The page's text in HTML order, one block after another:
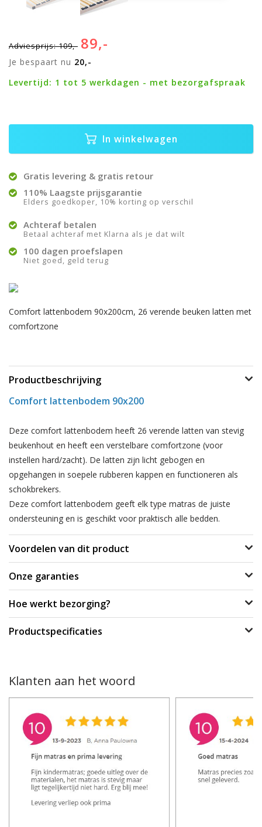
Adviesprijs: 109,- 89,-
Je bespaart nu 20,-
Levertijd: 1 tot 5 werkdagen - met bezorgafspraak
In winkelwagen
Gratis levering & gratis retour
110% Laagste prijsgarantie
Elders goedkoper, 10% korting op verschil
Achteraf betalen
Betaal achteraf met Klarna als je dat wilt
100 dagen proefslapen
Niet goed, geld terug
Comfort lattenbodem 90x200cm, 26 verende beuken latten met
comfortzone
Productbeschrijving
Comfort lattenbodem 90x200
Deze comfort lattenbodem heeft 26 verende latten van stevig
beukenhout en heeft een verstelbare comfortzone (voor
instellen hard/zacht). De latten zijn licht gebogen en
opgehangen in soepele rubberen kappen en functioneren als
schokbrekers.
Deze comfort lattenbodem geeft elk type matras de juiste
ondersteuning en is geschikt voor praktisch alle bedden.
Voordelen van dit product
Onze garanties
Hoe werkt bezorging?
Productspecificaties
Klanten aan het woord